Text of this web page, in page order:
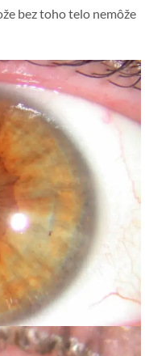
bez toho telo nemôže